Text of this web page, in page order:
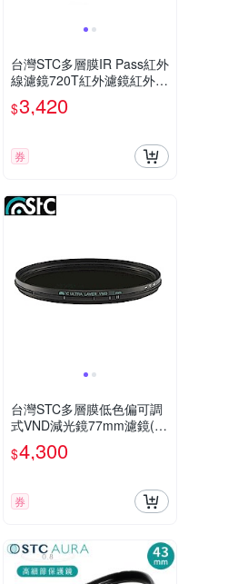
台灣STC多層膜IR Pass紅外
線濾鏡720T紅外濾鏡紅外光
77mm濾鏡(過濾720nm以下
光線)IR720全彩紅外線攝影
$3,420
券
台灣STC多層膜低色偏可調
式VND減光鏡77mm濾鏡(無
段調整ND2-ND4-ND8-ND1
6-ND32-ND64…-ND1000-
動態範圍
$4,300
券